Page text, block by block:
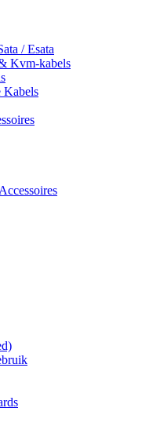
/ Esata
Kvm-kabels
Kabels